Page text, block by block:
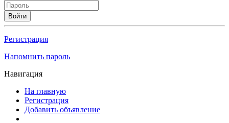
Войти
Регистрация
Напомнить пароль
Навигация
На главную
Регистрация
Добавить объявление